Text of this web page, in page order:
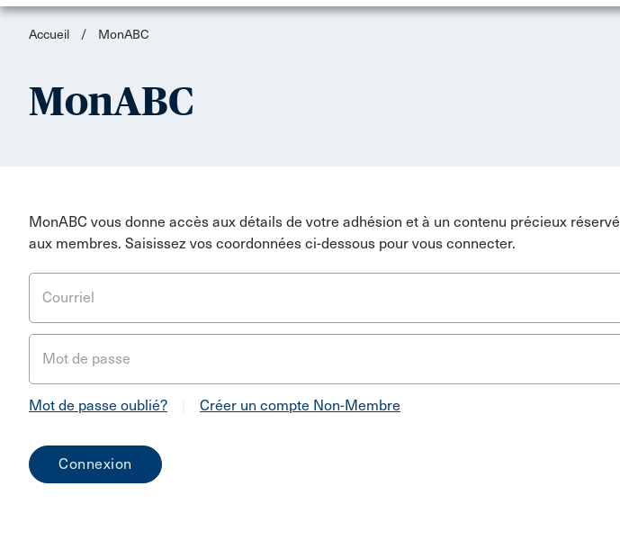
Accueil / MonABC
MonABC
MonABC vous donne accès aux détails de votre adhésion et à un contenu précieux réservé
aux membres. Saisissez vos coordonnées ci-dessous pour vous connecter.
Courriel
Mot de passe
Mot de passe oublié? Créer un compte Non-Membre